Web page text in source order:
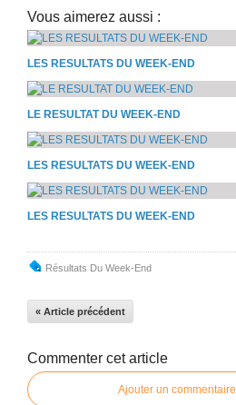
Vous aimerez aussi :
LES RESULTATS DU WEEK-END
LE RESULTAT DU WEEK-END
LES RESULTATS DU WEEK-END
LES RESULTATS DU WEEK-END
Résultats Du Week-End
« Article précédent
Commenter cet article
Ajouter un commentaire